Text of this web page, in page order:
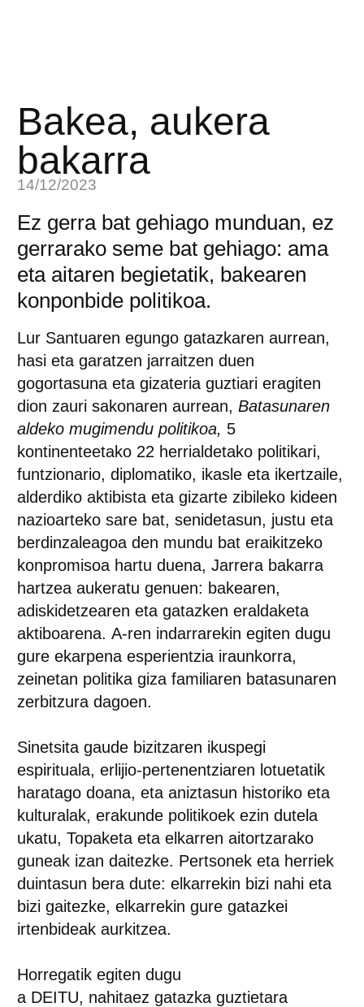
Bakea, aukera
bakarra
14/12/2023
Ez gerra bat gehiago munduan, ez
gerrarako seme bat gehiago: ama
eta aitaren begietatik, bakearen
konponbide politikoa.
Lur Santuaren egungo gatazkaren aurrean,
hasi eta garatzen jarraitzen duen
gogortasuna eta gizateria guztiari eragiten
dion zauri sakonaren aurrean, Batasunaren
aldeko mugimendu politikoa, 5
kontinenteetako 22 herrialdetako politikari,
funtzionario, diplomatiko, ikasle eta ikertzaile,
alderdiko aktibista eta gizarte zibileko kideen
nazioarteko sare bat, senidetasun, justu eta
berdinzaleagoa den mundu bat eraikitzeko
konpromisoa hartu duena, Jarrera bakarra
hartzea aukeratu genuen: bakearen,
adiskidetzearen eta gatazken eraldaketa
aktiboarena. A-ren indarrarekin egiten dugu
gure ekarpena esperientzia iraunkorra,
zeinetan politika giza familiaren batasunaren
zerbitzura dagoen.
Sinetsita gaude bizitzaren ikuspegi
espirituala, erlijio-pertenentziaren lotuetatik
haratago doana, eta aniztasun historiko eta
kulturalak, erakunde politikoek ezin dutela
ukatu, Topaketa eta elkarren aitortzarako
guneak izan daitezke. Pertsonek eta herriek
duintasun bera dute: elkarrekin bizi nahi eta
bizi gaitezke, elkarrekin gure gatazkei
irtenbideak aurkitzea.
Horregatik egiten dugu
a DEITU, nahitaez gatazka guztietara